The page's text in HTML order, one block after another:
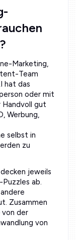
Marketing,
Team
hat das
oder mit
Handvoll gut
Werbung,
selbst in
zu
jeweils
ab.
Zusammen
der
von